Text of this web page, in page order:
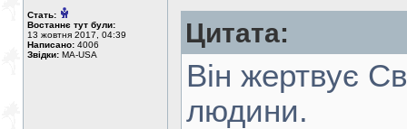
Стать:
Востаннє тут були:
13 жовтня 2017, 04:39
Написано: 4006
Звідки: MA-USA
Цитата:
Він жертвує
людини.